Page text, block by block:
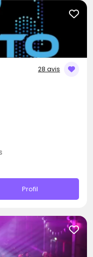
28 avis
Profil